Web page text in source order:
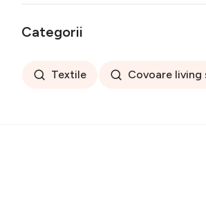
Categorii
Textile Covoare